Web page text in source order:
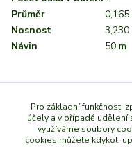
Průměr
0,165
Nosnost
3,230
Návin
50 m
Zboží zařazeno v
Vlasce
Pro základní funkčnost,
účely a v případě
využíváme soubory
cookies můžete kdykoli